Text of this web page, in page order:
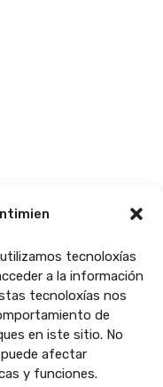
tecnoloxías
a la información
tecnoloxías nos
de
en iste sitio. No
afectar
y funciones.
65% por a Unión
Francia-Andorra
obchetivo reforzar a
Espanya-Francia-